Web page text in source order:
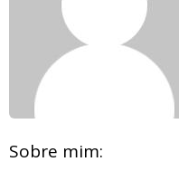
Sobre mim: